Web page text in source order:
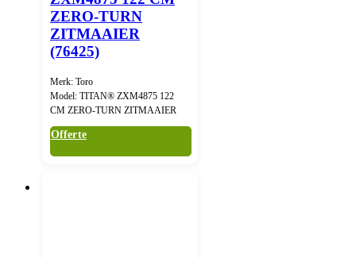
ZERO-TURN
ZITMAAIER
(76425)
Merk: Toro
Model: TITAN® ZXM4875 122
CM ZERO-TURN ZITMAAIER
Offerte